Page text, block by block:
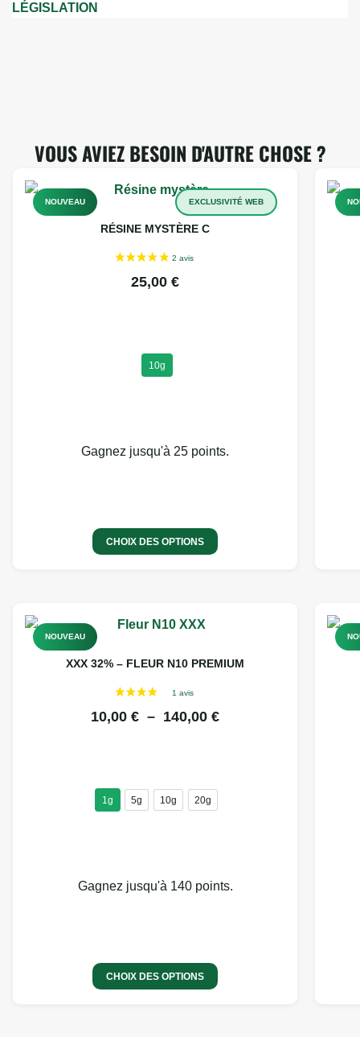
LÉGISLATION
VOUS AVIEZ BESOIN D'AUTRE CHOSE ?
EXCLUSIVITÉ WEB
NOUVEAU
RÉSINE MYSTÈRE C
25,00 €
10g
Gagnez jusqu'à 25 points.
CHOIX DES OPTIONS
NOUVEAU
XXX 32% – FLEUR N10 PREMIUM
10,00 € – 140,00 €
1g 5g 10g 20g
Gagnez jusqu'à 140 points.
CHOIX DES OPTIONS